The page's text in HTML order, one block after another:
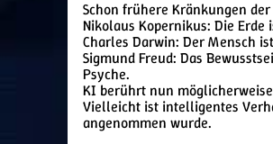
Schon frühere Kränkungen
Nikolaus Kopernikus: Die
Charles Darwin: Der Mensch
Sigmund Freud: Das
Psyche.
KI berührt nun
Vielleicht ist intelligentes
angenommen wurde.